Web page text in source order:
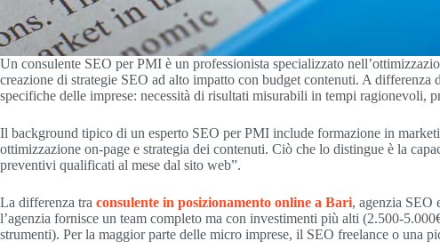
Un consulente SEO per PMI è un professionista specializzato
creazione di strategie SEO ad alto impatto con budget contenuti. A
specifiche delle imprese: necessità di risultati misurabili in tempi
Il background tipico di un esperto SEO per PMI include formazione in
ottimizzazione on-page e strategia dei contenuti. Ciò che lo distingue è la
preventivi qualificati al mese dal sito web”.
La differenza tra consulente in posizionamento online a Bari, agenzia SEO
l’agenzia fornisce un team completo ma con investimenti più alti (2.500-
strumenti). Per la maggior parte delle micro imprese, il SEO freelance o una